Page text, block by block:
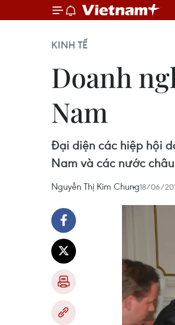
KINH TẾ
Doanh
Nam
Đại diện các hiệp hội
Nam và các nước
Nguyễn Thị Kim Chung18/06/